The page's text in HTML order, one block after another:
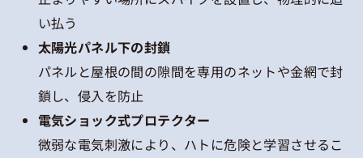
い払う
太陽光パネル下の封鎖
パネルと屋根の間の隙間を専用のネットや金網で封
鎖し、侵入を防止
電気ショック式プロテクター
微弱な電気刺激により、ハトに危険と学習させるこ